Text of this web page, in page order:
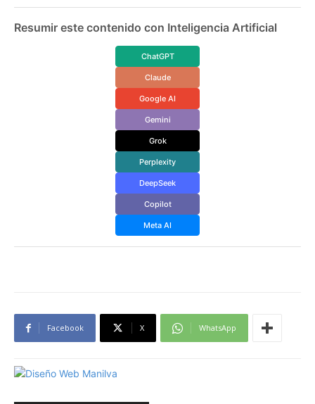
Resumir este contenido con Inteligencia Artificial
ChatGPT
Claude
Google AI
Gemini
Grok
Perplexity
DeepSeek
Copilot
Meta AI
Facebook X WhatsApp